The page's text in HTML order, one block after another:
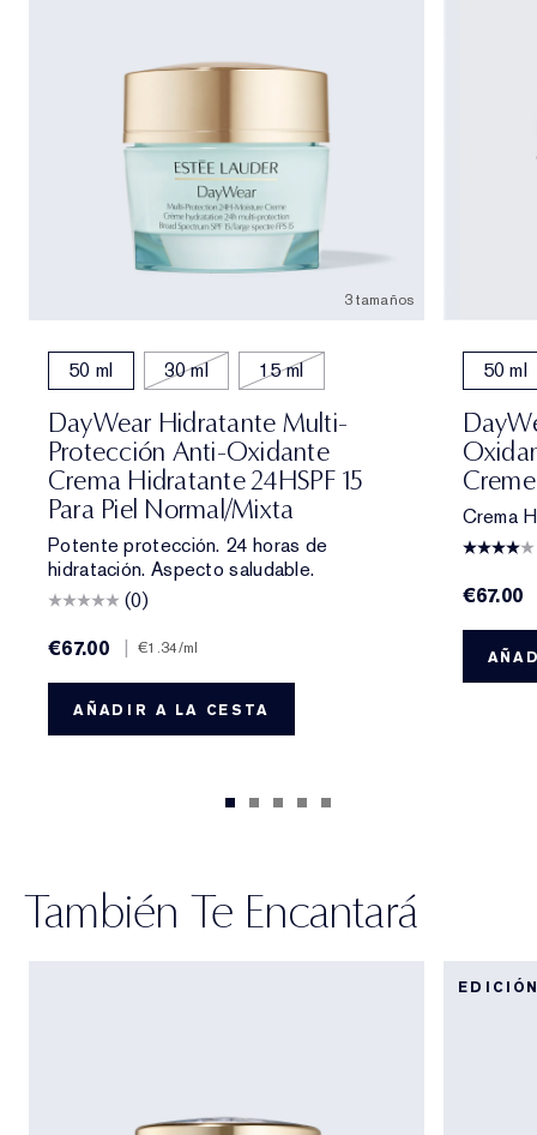
3 tamaños
50 ml 30 ml 15 ml
DayWear Hidratante Multi-
Protección Anti-Oxidante
Crema Hidratante 24HSPF 15
Para Piel Normal/mixta
Potente protección. 24 horas de
hidratación. Aspecto saludable.
(0)
€67.00
| €1.34/ml
AÑADIR A LA CESTA
50 ml
Creme
Crema
€67.00
También Te Encantará